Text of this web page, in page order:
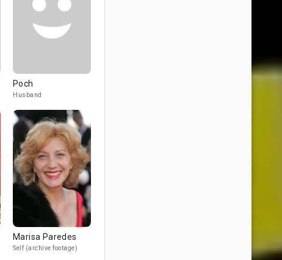
Poch
Husband
Marisa Paredes
Self (archive footage)